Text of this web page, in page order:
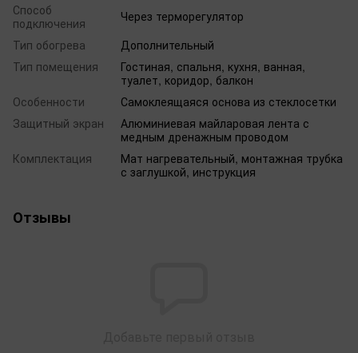
Способ
подключения
Через терморегулятор
Тип обогрева
Дополнительный
Тип помещения
Гостиная, спальня, кухня, ванная,
туалет, коридор, балкон
Особенности
Самоклеящаяся основа из стеклосетки
Защитный экран
Алюминиевая майларовая лента с
медным дренажным проводом
Комплектация
Мат нагревательный, монтажная трубка
с заглушкой, инструкция
Отзывы